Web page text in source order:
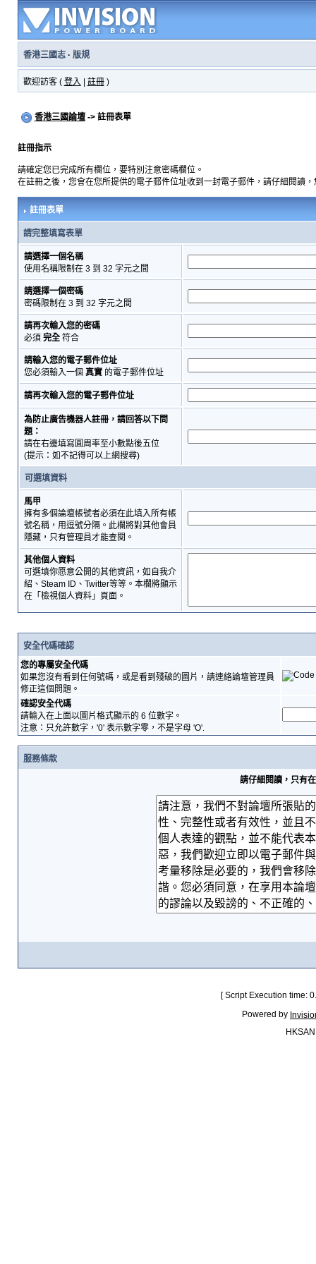
香港三國志· 版規
歡迎訪客 ( 登入 註冊)
香港三國論壇-> 註冊表單
註冊指示
請確定您已完成所有欄位，要特別注意密碼欄位。
在註冊之後，您會在您所提供的電子郵件位址收到一封電子郵件，請仔細閱讀
註冊表單
請完整填寫表單
請選擇一個名稱
使用名稱限制在 3 到 32 字元之間
請選擇一個密碼
密碼限制在 3 到 32 字元之間
請再次輸入您的密碼
必須 完全符合
請輸入您的電子郵件位址
您必須輸入一個 真實的電子郵件位址
請再次輸入您的電子郵件位址
為防止廣告機器人註冊，請回答以下問
題：
請在右邊填寫圓周率至小數點後五位
(提示：如不記得可以上網搜尋)
可選填資料
馬甲
擁有多個論壇帳號者必須在此填入所有帳
號名稱，用逗號分隔。此欄將對其他會員
隱藏，只有管理員才能查閱。
其他個人資料
可選填你愿意公開的其他資訊，如自我介
紹、Steam ID、Twitter等等。本欄將顯示
在「檢視個人資料」頁面。
安全代碼確認
您的專屬安全代碼
如果您沒有看到任何號碼，或是看到殘破的圖片，請連絡論壇管理員
修正這個問題。
確認安全代碼
請輸入在上面以圖片格式顯示的 6 位數字。
注意：只允許數字，'0' 表示數字零，不是字母 'O'.
服務條款
請仔細閱讀，只有
[ Script Execution time:
Powered by